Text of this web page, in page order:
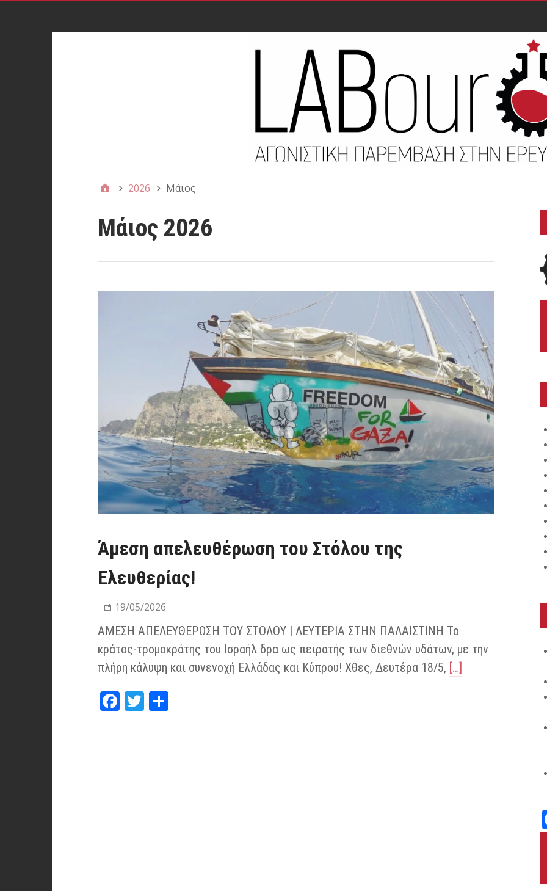
2026 Μάιος
Μάιος 2026
Άμεση απελευθέρωση του Στόλου της
Ελευθερίας!
19/05/2026
ΑΜΕΣΗ ΑΠΕΛΕΥΘΕΡΩΣΗ ΤΟΥ ΣΤΟΛΟΥ | ΛΕΥΤΕΡΙΑ ΣΤΗΝ ΠΑΛΑΙΣΤΙΝΗ Το
κράτος-τρομοκράτης του Ισραήλ δρα ως πειρατής των διεθνών υδάτων, με την
πλήρη κάλυψη και συνενοχή Ελλάδας και Κύπρου! Χθες, Δευτέρα 18/5, […]
Fa
T